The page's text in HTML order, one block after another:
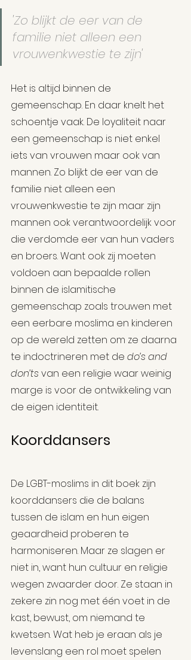
'Zo blijkt de eer van de
familie niet alleen een
vrouwenkwestie te zijn'
Het is altijd binnen de
gemeenschap. En daar knelt het
schoentje vaak. De loyaliteit naar
een gemeenschap is niet enkel
iets van vrouwen maar ook van
mannen. Zo blijkt de eer van de
familie niet alleen een
vrouwenkwestie te zijn maar zijn
mannen ook verantwoordelijk voor
die verdomde eer van hun vaders
en broers. Want ook zij moeten
voldoen aan bepaalde rollen
binnen de islamitische
gemeenschap zoals trouwen met
een eerbare moslima en kinderen
op de wereld zetten om ze daarna
te indoctrineren met de do’s and
don’ts van een religie waar weinig
marge is voor de ontwikkeling van
de eigen identiteit.
Koorddansers
De LGBT-moslims in dit boek zijn
koorddansers die de balans
tussen de islam en hun eigen
geaardheid proberen te
harmoniseren. Maar ze slagen er
niet in, want hun cultuur en religie
wegen zwaarder door. Ze staan in
zekere zin nog met één voet in de
kast, bewust, om niemand te
kwetsen. Wat heb je eraan als je
levenslang een rol moet spelen